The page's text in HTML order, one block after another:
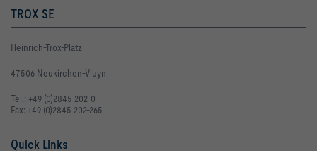
TROX SE
Heinrich-Trox-Platz
47506 Neukirchen-Vluyn
Tel.: +49 (0)2845 202-0
Fax: +49 (0)2845 202-265
Quick Links